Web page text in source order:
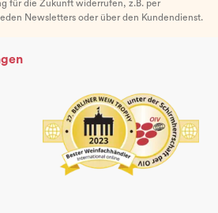
für die Zukunft widerrufen, z.B. per
Newsletters oder über den Kundendienst.